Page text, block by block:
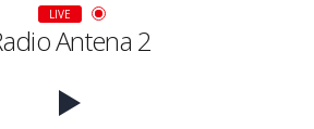
LIVE
Antena 2